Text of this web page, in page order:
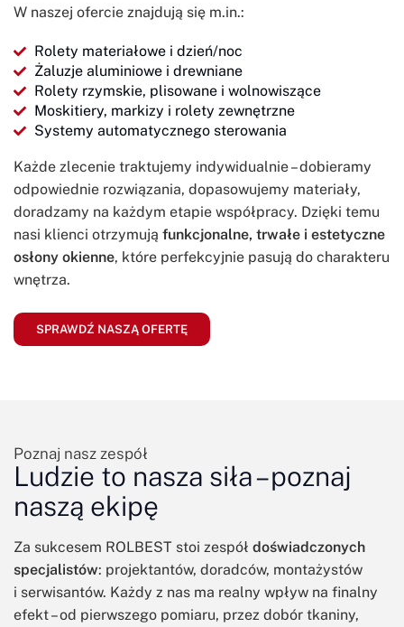
W naszej ofercie znajdują się m.in.:
Rolety materiałowe i dzień/noc
Żaluzje aluminiowe i drewniane
Rolety rzymskie, plisowane i wolnowiszące
Moskitiery, markizy i rolety zewnętrzne
Systemy automatycznego sterowania
Każde zlecenie traktujemy indywidualnie – dobieramy
odpowiednie rozwiązania, dopasowujemy materiały,
doradzamy na każdym etapie współpracy. Dzięki temu
nasi klienci otrzymują funkcjonalne, trwałe i estetyczne
osłony okienne, które perfekcyjnie pasują do charakteru
wnętrza.
SPRAWDŹ NASZĄ OFERTĘ
Poznaj nasz zespół
Ludzie to nasza siła – poznaj
naszą ekipę
Za sukcesem ROLBEST stoi zespół doświadczonych
specjalistów: projektantów, doradców, montażystów
i serwisantów. Każdy z nas ma realny wpływ na finalny
efekt – od pierwszego pomiaru, przez dobór tkaniny,